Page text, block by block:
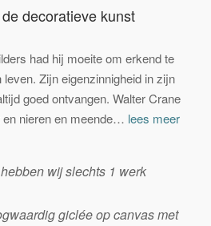
decoratieve kunst
had hij moeite om erkend te
Zijn eigenzinnigheid in zijn
goed ontvangen. Walter Crane
nieren en meende… lees meer
wij slechts 1 werk
giclée op canvas met